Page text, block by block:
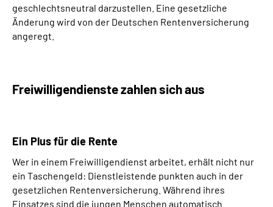
geschlechtsneutral darzustellen. Eine gesetzliche
Änderung wird von der Deutschen Rentenversicherung
angeregt.
Freiwilligendienste zahlen sich aus
Ein Plus für die Rente
Wer in einem Freiwilligendienst arbeitet, erhält nicht nur
ein Taschengeld: Dienstleistende punkten auch in der
gesetzlichen Rentenversicherung. Während ihres
Einsatzes sind die jungen Menschen automatisch